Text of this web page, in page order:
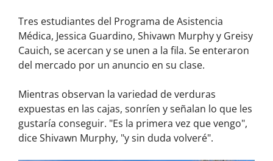
Tres estudiantes del Programa de Asistencia
Médica, Jessica Guardino, Shivawn Murphy y Greisy
Cauich, se acercan y se unen a la fila. Se enteraron
del mercado por un anuncio en su clase.
Mientras observan la variedad de verduras
expuestas en las cajas, sonríen y señalan lo que les
gustaría conseguir. "Es la primera vez que vengo",
dice Shivawn Murphy, "y sin duda volveré".